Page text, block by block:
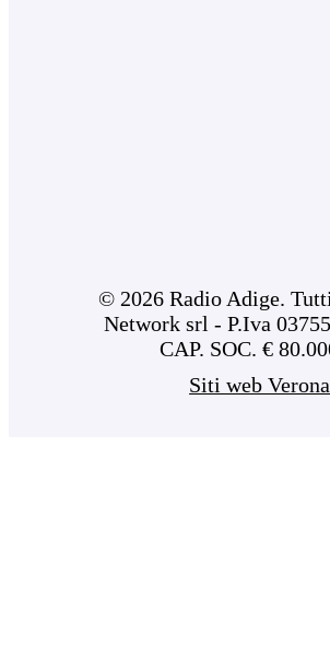
© 2026 Radio Adige.
Network srl - P.Iva
CAP. SOC. €
Siti web